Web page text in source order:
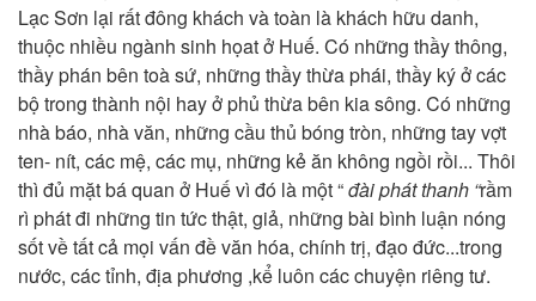
Lạc Sơn lại rất đông khách và toàn là khách hữu danh,
thuộc nhiều ngành sinh họat ở Huế. Có những thầy thông,
thầy phán bên toà sứ, những thầy thừa phái, thầy ký ở các
bộ trong thành nội hay ở phủ thừa bên kia sông. Có những
nhà báo, nhà văn, những cầu thủ bóng tròn, những tay vợt
ten- nít, các mệ, các mụ, những kẻ ăn không ngồi rồi... Thôi
thì đủ mặt bá quan ở Huế vì đó là một “đài phát thanh “rầm
rì phát đi những tin tức thật, giả, những bài bình luận nóng
sốt về tất cả mọi vấn đề văn hóa, chính trị, đạo đức...trong
nước, các tỉnh, địa phương ,kể luôn các chuyện riêng tư.